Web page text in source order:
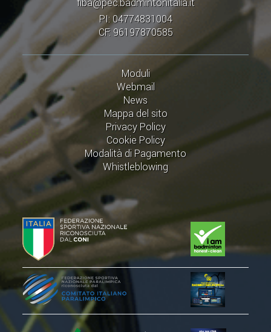
PI: 04774831004
CF: 96197870585
Moduli
Webmail
News
Mappa del sito
Privacy Policy
Cookie Policy
Modalità di Pagamento
Whistleblowing
FORMAZIONE
VOLA CON NOI
DIRIGENTI
CORSI
MATERIALE DIDATTICO
DOCUMENTAZIONE E RICERCA
CONVENZIONI UNIVERSITÀ
(D)ISTANTI DI B@DMINTON
ALBI FEDERALI
FEDERAZIONE TRASPARENTE
AMMISSIONE, AFFILIAZIONE E
REVOCA DI SOCIETÀ, ASSOCIAZIONI